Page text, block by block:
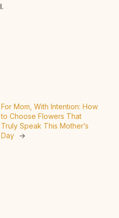
القلب طويلاً بعد أن تذبل البتلات.
For Mom, With Intention: How
to Choose Flowers That
Truly Speak This Mother’s
Day →